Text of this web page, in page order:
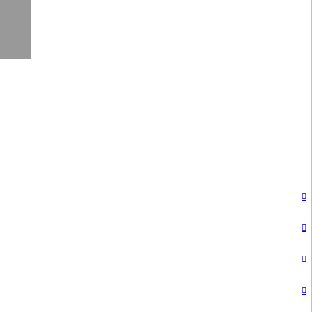



